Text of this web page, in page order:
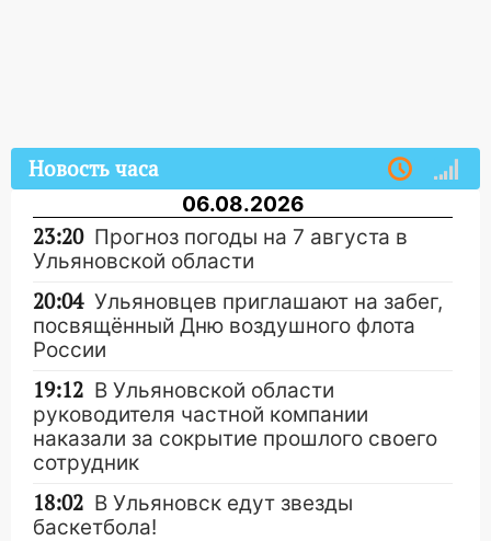
Новость часа
06.08.2026
23:20 Прогноз погоды на 7 августа в
Ульяновской области
20:04 Ульяновцев приглашают на забег,
посвящённый Дню воздушного флота
России
19:12 В Ульяновской области
руководителя частной компании
наказали за сокрытие прошлого своего
сотрудник
18:02 В Ульяновск едут звезды
баскетбола!